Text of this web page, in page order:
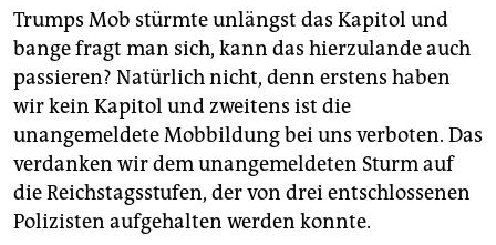
shop
fragen & hilfe
unterstützen
abo
genossenschaft
epaper login
Trumps Mob stürmte unlängst das Kapitol und
bange fragt man sich, kann das hierzulande auch
passieren? Natürlich nicht, denn erstens haben
wir kein Kapitol und zweitens ist die
unangemeldete Mobbildung bei uns verboten. Das
verdanken wir dem unangemeldeten Sturm auf
die Reichstagsstufen, der von drei entschlossenen
Polizisten aufgehalten werden konnte.